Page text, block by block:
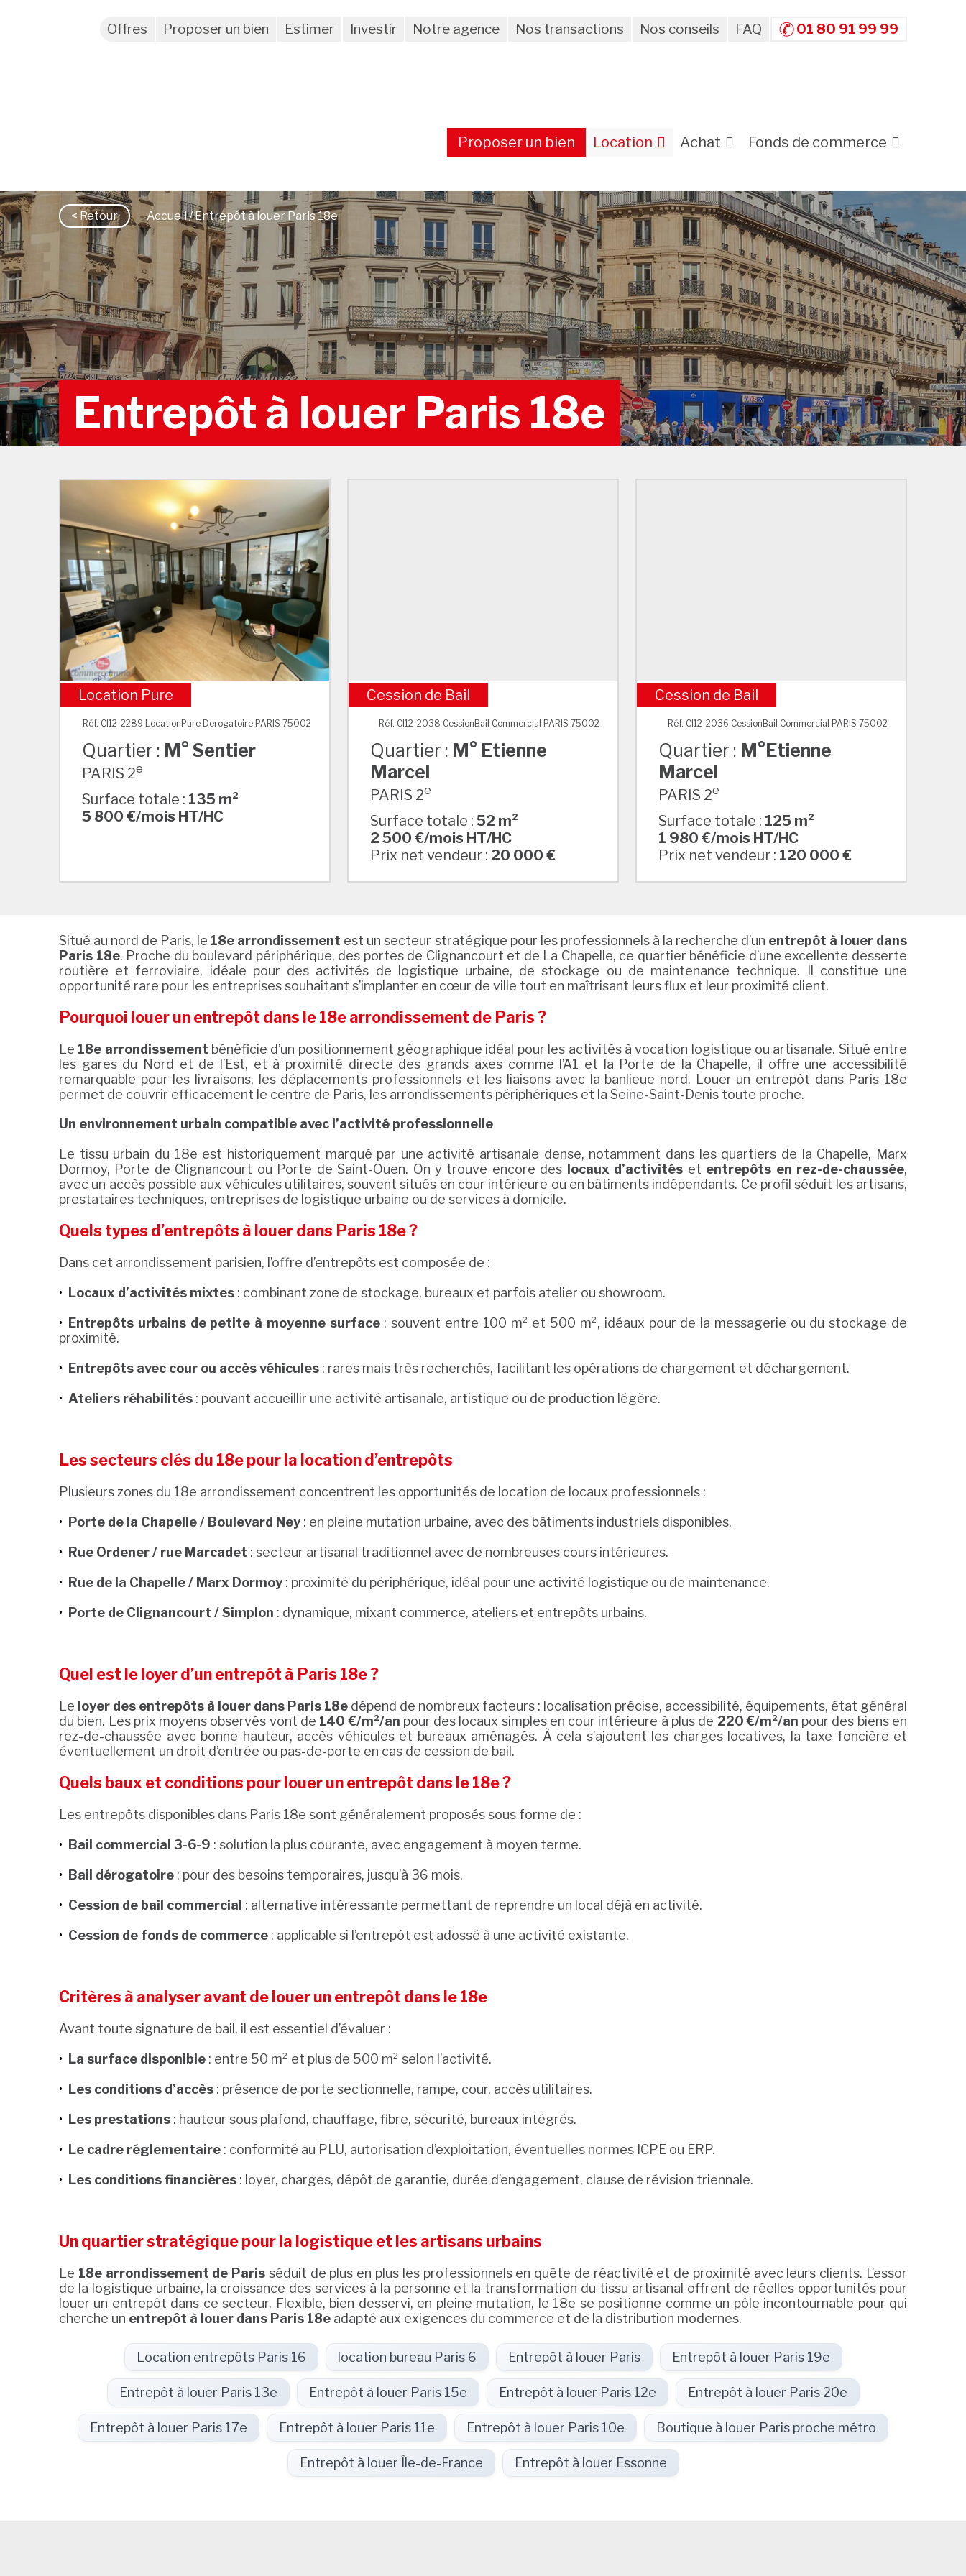
Offres Proposer un bien Estimer Investir Notre agence Nos transactions Nos conseils FAQ 01 80 91 99 99
Proposer un bien Location Achat Fonds de commerce
< Retour Accueil/ Entrepôt à louer Paris 18e
Entrepôt à louer Paris 18e
M° Sentier
Location Pure
Réf. CI12-2289 LocationPure Derogatoire PARIS 75002
Quartier : M° Sentier
PARIS 2e
Surface totale : 135 m²
5 800 €/mois HT/HC
M° Etienne Marcel
Cession de Bail
Réf. CI12-2038 CessionBail Commercial PARIS 75002
Quartier : M° Etienne
Marcel
PARIS 2e
Surface totale :52 m²
2 500 €/mois HT/HC
Prix net vendeur : 20 000 €
M°Etienne Marcel
Cession de Bail
Réf. CI12-2036 CessionBail Commercial PARIS 75002
Quartier : M°Etienne
Marcel
PARIS 2e
Surface totale : 125 m²
1 980 €/mois HT/HC
Prix net vendeur : 120 000 €
Situé au nord de Paris, le 18e arrondissement est un secteur stratégique pour les professionnels à la recherche d’un entrepôt à louer dans
Paris 18e. Proche du boulevard périphérique, des portes de Clignancourt et de La Chapelle, ce quartier bénéficie d’une excellente desserte
routière et ferroviaire, idéale pour des activités de logistique urbaine, de stockage ou de maintenance technique. Il constitue une
opportunité rare pour les entreprises souhaitant s’implanter en cœur de ville tout en maîtrisant leurs flux et leur proximité client.
Pourquoi louer un entrepôt dans le 18e arrondissement de Paris ?
Le 18e arrondissement bénéficie d’un positionnement géographique idéal pour les activités à vocation logistique ou artisanale. Situé entre
les gares du Nord et de l’Est, et à proximité directe des grands axes comme l’A1 et la Porte de la Chapelle, il offre une accessibilité
remarquable pour les livraisons, les déplacements professionnels et les liaisons avec la banlieue nord. Louer un entrepôt dans Paris 18e
permet de couvrir efficacement le centre de Paris, les arrondissements périphériques et la Seine-Saint-Denis toute proche.
Un environnement urbain compatible avec l’activité professionnelle
Le tissu urbain du 18e est historiquement marqué par une activité artisanale dense, notamment dans les quartiers de la Chapelle, Marx
Dormoy, Porte de Clignancourt ou Porte de Saint-Ouen. On y trouve encore des locaux d’activités et entrepôts en rez-de-chaussée,
avec un accès possible aux véhicules utilitaires, souvent situés en cour intérieure ou en bâtiments indépendants. Ce profil séduit les artisans,
prestataires techniques, entreprises de logistique urbaine ou de services à domicile.
Quels types d’entrepôts à louer dans Paris 18e ?
Dans cet arrondissement parisien, l’offre d’entrepôts est composée de :
Locaux d’activités mixtes : combinant zone de stockage, bureaux et parfois atelier ou showroom.
Entrepôts urbains de petite à moyenne surface: souvent entre 100 m² et 500 m², idéaux pour de la messagerie ou du stockage de
proximité.
Entrepôts avec cour ou accès véhicules : rares mais très recherchés, facilitant les opérations de chargement et déchargement.
Ateliers réhabilités : pouvant accueillir une activité artisanale, artistique ou de production légère.
Les secteurs clés du 18e pour la location d’entrepôts
Plusieurs zones du 18e arrondissement concentrent les opportunités de location de locaux professionnels :
Porte de la Chapelle / Boulevard Ney : en pleine mutation urbaine, avec des bâtiments industriels disponibles.
Rue Ordener / rue Marcadet : secteur artisanal traditionnel avec de nombreuses cours intérieures.
Rue de la Chapelle / Marx Dormoy : proximité du périphérique, idéal pour une activité logistique ou de maintenance.
Porte de Clignancourt / Simplon : dynamique, mixant commerce, ateliers et entrepôts urbains.
Quel est le loyer d’un entrepôt à Paris 18e ?
Le loyer des entrepôts à louer dans Paris 18e dépend de nombreux facteurs : localisation précise, accessibilité, équipements, état général
du bien. Les prix moyens observés vont de 140 €/m²/an pour des locaux simples en cour intérieure à plus de 220 €/m²/an pour des biens en
rez-de-chaussée avec bonne hauteur, accès véhicules et bureaux aménagés. À cela s’ajoutent les charges locatives, la taxe foncière et
éventuellement un droit d’entrée ou pas-de-porte en cas de cession de bail.
Quels baux et conditions pour louer un entrepôt dans le 18e ?
Les entrepôts disponibles dans Paris 18e sont généralement proposés sous forme de :
Bail commercial 3-6-9 : solution la plus courante, avec engagement à moyen terme.
Bail dérogatoire : pour des besoins temporaires, jusqu’à 36 mois.
Cession de bail commercial : alternative intéressante permettant de reprendre un local déjà en activité.
Cession de fonds de commerce : applicable si l’entrepôt est adossé à une activité existante.
Critères à analyser avant de louer un entrepôt dans le 18e
Avant toute signature de bail, il est essentiel d’évaluer :
La surface disponible : entre 50 m² et plus de 500 m² selon l’activité.
Les conditions d’accès : présence de porte sectionnelle, rampe, cour, accès utilitaires.
Les prestations : hauteur sous plafond, chauffage, fibre, sécurité, bureaux intégrés.
Le cadre réglementaire : conformité au PLU, autorisation d’exploitation, éventuelles normes ICPE ou ERP.
Les conditions financières : loyer, charges, dépôt de garantie, durée d’engagement, clause de révision triennale.
Un quartier stratégique pour la logistique et les artisans urbains
Le 18e arrondissement de Paris séduit de plus en plus les professionnels en quête de réactivité et de proximité avec leurs clients. L’essor
de la logistique urbaine, la croissance des services à la personne et la transformation du tissu artisanal offrent de réelles opportunités pour
louer un entrepôt dans ce secteur. Flexible, bien desservi, en pleine mutation, le 18e se positionne comme un pôle incontournable pour qui
cherche un entrepôt à louer dans Paris 18e adapté aux exigences du commerce et de la distribution modernes.
Location entrepôts Paris 16 location bureau Paris 6 Entrepôt à louer Paris Entrepôt à louer Paris 19e
Entrepôt à louer Paris 13e Entrepôt à louer Paris 15e Entrepôt à louer Paris 12e Entrepôt à louer Paris 20e
Entrepôt à louer Paris 17e Entrepôt à louer Paris 11e Entrepôt à louer Paris 10e Boutique à louer Paris proche métro
Entrepôt à louer Île-de-France Entrepôt à louer Essonne